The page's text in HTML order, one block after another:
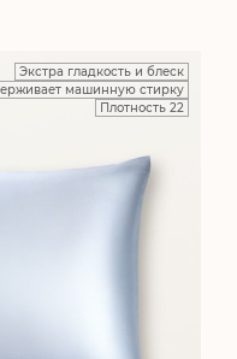
Экстра гладкость и блеск
машинную стирку
Плотность 22